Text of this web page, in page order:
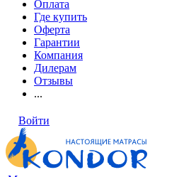
Оплата
Где купить
Оферта
Гарантии
Компания
Дилерам
Отзывы
...
Войти